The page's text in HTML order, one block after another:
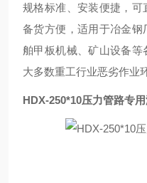
规格标准、安装便捷，可
备货方便，适用于冶金
舶甲板机械、矿山设备
大多数重工行业恶劣作业
HDX-250*10压力管路专